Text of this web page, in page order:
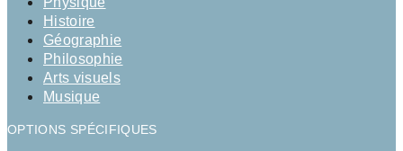
Histoire
Géographie
Philosophie
Arts visuels
Musique
OPTIONS SPÉCIFIQUES